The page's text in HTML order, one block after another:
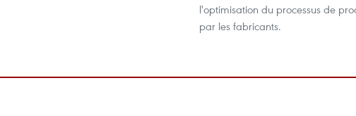
l'optimisation du processus de
par les fabricants.